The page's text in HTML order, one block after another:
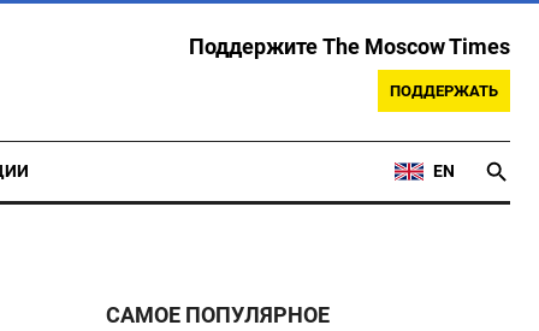
Поддержите The Moscow Times
ПОДДЕРЖАТЬ
EN
САМОЕ ПОПУЛЯРНОЕ